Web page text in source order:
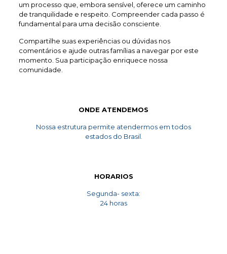
um processo que, embora sensível, oferece um caminho
de tranquilidade e respeito. Compreender cada passo é
fundamental para uma decisão consciente.
Compartilhe suas experiências ou dúvidas nos
comentários e ajude outras famílias a navegar por este
momento. Sua participação enriquece nossa
comunidade.
ONDE ATENDEMOS
Nossa estrutura permite atendermos em todos
estados do Brasil.
HORARIOS
Segunda- sexta:
24 horas